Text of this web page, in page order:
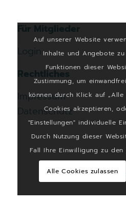
Für Mitglieder
Login
Rechtliches
Impressum
Datenschutz
Made by
Auf unserer Website
Inhalte und Angebote
Funktionen dieser
Zustimmung, um
können durch Klick auf „Alle
Cookies akzeptieren,
"Einstellungen" individuelle
Durch Nutzung dieser
Fall Ihre Einwilligung zu
Alle Cookies zulassen